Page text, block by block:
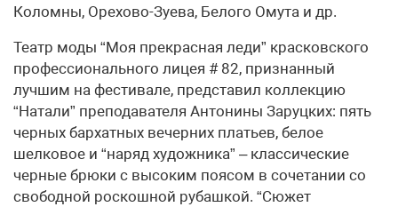
Коломны, Орехово-Зуева, Белого Омута и др.
Театр моды “Моя прекрасная леди” красковского
профессионального лицея # 82, признанный
лучшим на фестивале, представил коллекцию
“Натали” преподавателя Антонины Заруцких: пять
черных бархатных вечерних платьев, белое
шелковое и “наряд художника” – классические
черные брюки с высоким поясом в сочетании со
свободной роскошной рубашкой. “Сюжет